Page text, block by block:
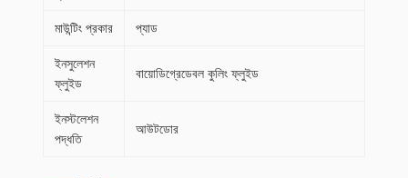
মাউন্টিং প্রকার প্যাড
ইনসুলেশন
ফ্লুইড
বায়োডিগ্রেডেবল কুলিং ফ্লুইড
ইনস্টলেশন
পদ্ধতি
আউটডোর